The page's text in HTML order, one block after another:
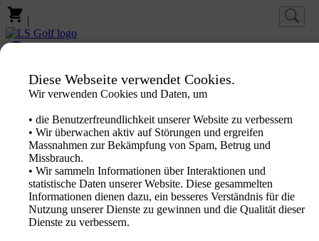
|
Marken
Produkte
PXG Fitting
Neuheiten
Sale Out
Aktion
Logo Produkte
Fachhändler
Katalog 2026
Diese Webseite verwendet Cookies.
Wir verwenden Cookies und Daten, um
• die Benutzerfreundlichkeit unserer Website zu verbessern
• Wir überwachen aktiv auf Störungen und ergreifen
Massnahmen zur Bekämpfung von Spam, Betrug und
Missbrauch.
• Wir sammeln Informationen über Interaktionen und
statistische Daten unserer Website. Diese gesammelten
Informationen dienen dazu, ein besseres Verständnis für die
Nutzung unserer Dienste zu gewinnen und die Qualität dieser
Dienste zu verbessern.